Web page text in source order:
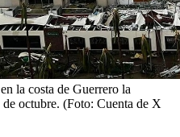
la costa de Guerrero la
octubre. (Foto: Cuenta de X